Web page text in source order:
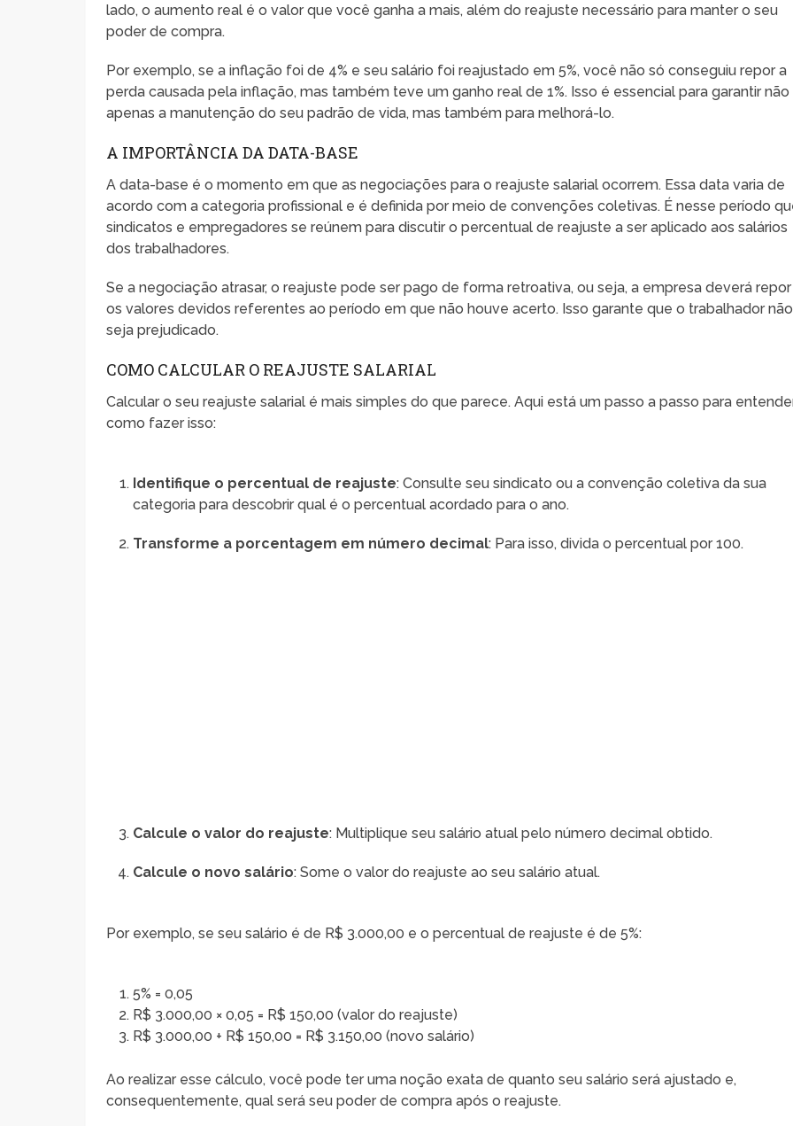
lado, o aumento real é o valor que você ganha a mais, além do reajuste necessário para manter o seu
poder de compra.
Por exemplo, se a inflação foi de 4% e seu salário foi reajustado em 5%, você não só conseguiu repor a
perda causada pela inflação, mas também teve um ganho real de 1%. Isso é essencial para garantir não
apenas a manutenção do seu padrão de vida, mas também para melhorá-lo.
A IMPORTÂNCIA DA DATA-BASE
A data-base é o momento em que as negociações para o reajuste salarial ocorrem. Essa data varia de
acordo com a categoria profissional e é definida por meio de convenções coletivas. É nesse período
sindicatos e empregadores se reúnem para discutir o percentual de reajuste a ser aplicado aos salários
dos trabalhadores.
Se a negociação atrasar, o reajuste pode ser pago de forma retroativa, ou seja, a empresa deverá repor
os valores devidos referentes ao período em que não houve acerto. Isso garante que o trabalhador não
seja prejudicado.
COMO CALCULAR O REAJUSTE SALARIAL
Calcular o seu reajuste salarial é mais simples do que parece. Aqui está um passo a passo para
como fazer isso:
Identifique o percentual de reajuste: Consulte seu sindicato ou a convenção coletiva da sua
categoria para descobrir qual é o percentual acordado para o ano.
Transforme a porcentagem em número decimal: Para isso, divida o percentual por 100.
Calcule o valor do reajuste: Multiplique seu salário atual pelo número decimal obtido.
Calcule o novo salário: Some o valor do reajuste ao seu salário atual.
Por exemplo, se seu salário é de R$ 3.000,00 e o percentual de reajuste é de 5%:
5% = 0,05
R$ 3.000,00 × 0,05 = R$ 150,00 (valor do reajuste)
R$ 3.000,00 + R$ 150,00 = R$ 3.150,00 (novo salário)
Ao realizar esse cálculo, você pode ter uma noção exata de quanto seu salário será ajustado e,
consequentemente, qual será seu poder de compra após o reajuste.